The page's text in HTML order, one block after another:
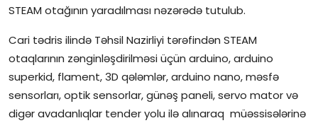
STEAM otağının yaradılması nəzərədə tutulub.
Cari tədris ilində Təhsil Nazirliyi tərəfindən STEAM
otaqlarının zənginləşdirilməsi üçün arduino, arduino
superkid, flament, 3D qələmlər, arduino nano, məsfə
sensorları, optik sensorlar, günəş paneli, servo mator və
digər avadanlıqlar tender yolu ilə alınaraq müəssisələrinə